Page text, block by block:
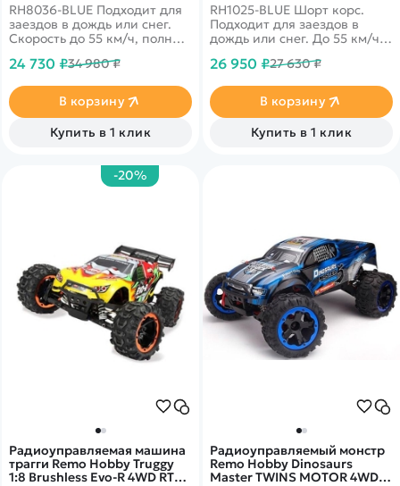
RH8036-BLUE
RH8036-BLUE Подходит для
заездов в дождь или снег.
Скорость до 55 км/ч, полный
24 730 ₽34 980 ₽
В корзину
Купить в 1 клик
RH1025-BLUE Шорт корс.
Подходит для заездов в
дождь или снег. До 55 км/ч,
1:10
26 950 ₽27 630 ₽
В корзину
Купить в 1 клик
-20%
Радиоуправляемая машина
трагги Remo Hobby Truggy
1:8 Brushless Evo-R 4WD RTR
Радиоуправляемый монстр
Remo Hobby Dinosaurs
Master TWINS MOTOR 4WD